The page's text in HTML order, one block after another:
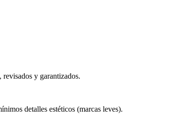
y garantizados.
detalles estéticos (marcas leves).